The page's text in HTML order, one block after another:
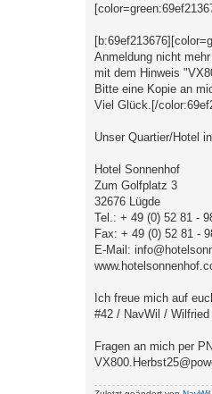
Anmeldung nicht
mit dem Hinweis
Bitte eine Kopie an
Viel Glück.[/
Unser Quartier/Hotel
Hotel Sonnenhof
Zum Golfplatz 3
32676 Lügde
Tel.: + 49 (0) 52 81 -
Fax: + 49 (0) 52 81 -
E-Mail:
Ich freue mich auf
#42 / NavWil / Wilfried
Fragen an mich per